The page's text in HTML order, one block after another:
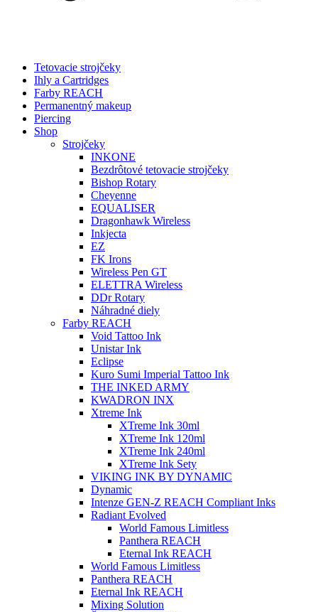
Tetovacie strojčeky
Ihly a Cartridges
Farby REACH
Permanentný makeup
Piercing
Shop
Strojčeky
INKONE
Bezdrôtové tetovacie strojčeky
Bishop Rotary
Cheyenne
EQUALISER
Dragonhawk Wireless
Inkjecta
EZ
FK Irons
Wireless Pen GT
ELETTRA Wireless
DDr Rotary
Náhradné diely
Farby REACH
Void Tattoo Ink
Unistar Ink
Eclipse
Kuro Sumi Imperial Tattoo Ink
THE INKED ARMY
KWADRON INX
Xtreme Ink
XTreme Ink 30ml
XTreme Ink 120ml
XTreme Ink 240ml
XTreme Ink Sety
VIKING INK BY DYNAMIC
Dynamic
Intenze GEN-Z REACH Compliant Inks
Radiant Evolved
World Famous Limitless
Panthera REACH
Eternal Ink REACH
World Famous Limitless
Panthera REACH
Eternal Ink REACH
Mixing Solution